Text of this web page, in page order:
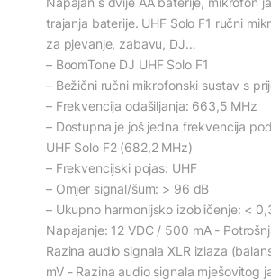
trajanja baterije. UHF Solo F1 ručni
za pjevanje, zabavu, DJ…
– BoomTone DJ UHF Solo F1
– Bežični ručni mikrofonski sustav s
– Frekvencija odašiljanja: 663,5 MHz
– Dostupna je još jedna frekvencija
UHF Solo F2 (682,2 MHz)
– Frekvencijski pojas: UHF
– Omjer signal/šum: > 96 dB
– Ukupno harmonijsko izobličenje: <
Napajanje: 12 VDC / 500 mA -
Razina audio signala XLR izlaza
mV - Razina audio signala mješovitog